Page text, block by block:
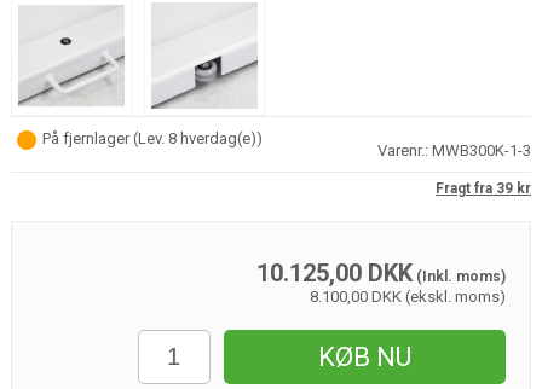
På fjernlager(Lev. 8 hverdag(e))
Varenr.:MWB300K-1-3
Fragt fra 39 kr
10.125,00 DKK(Inkl. moms)
8.100,00 DKK (ekskl. moms)
KØB NU